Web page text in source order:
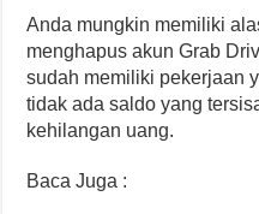
Anda mungkin memiliki
menghapus akun Grab
sudah memiliki pekerjaan
tidak ada saldo yang
kehilangan uang.
Baca Juga :